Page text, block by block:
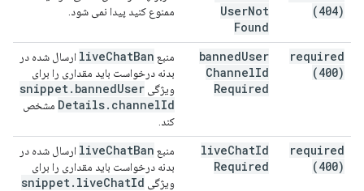
(404)
UserNot
Found
ممنوع کنید پیدا نمی شود.
required
(400)
bannedUser
ChannelId
Required
منبع liveChatBan
ارسال شده در
بدنه درخواست باید مقداری را برای
ویژگی
snippet. bannedUser
Details. channelId
مشخص
کند.
required
(400)
liveChatId
Required
منبع liveChatBan
ارسال شده در
بدنه درخواست باید مقداری را برای
ویژگی
snippet. liveChatId